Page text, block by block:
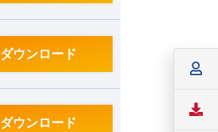
ダウンロード
ダウンロード